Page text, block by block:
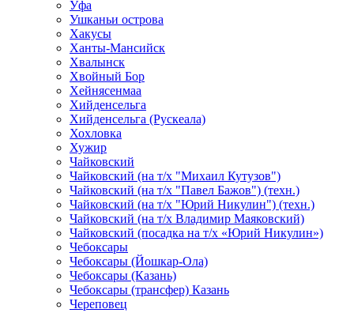
Уфа
Ушканьи острова
Хакусы
Ханты-Мансийск
Хвалынск
Хвойный Бор
Хейнясенмаа
Хийденсельга
Хийденсельга (Рускеала)
Хохловка
Хужир
Чайковский
Чайковский (на т/х "Михаил Кутузов")
Чайковский (на т/х "Павел Бажов") (техн.)
Чайковский (на т/х "Юрий Никулин") (техн.)
Чайковский (на т/х Владимир Маяковский)
Чайковский (посадка на т/х «Юрий Никулин»)
Чебоксары
Чебоксары (Йошкар-Ола)
Чебоксары (Казань)
Чебоксары (трансфер) Казань
Череповец